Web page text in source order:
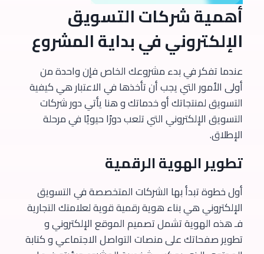
أهمية شركات التسويق
الإلكتروني في بداية المشروع
عندما تفكر في بدء مشروعك الخاص فإن واحدة من
أولى الأمور التي يجب أن تأخذها في الاعتبار هي كيفية
التسويق لمنتجاتك أو خدماتك و هنا يأتي دور شركات
التسويق الإلكتروني التي تلعب دورًا حيويًا في مرحلة
الإطلاق.
تطوير الهوية الرقمية
أول خطوة تبدأ بها الشركات المتخصصة في التسويق
الإلكتروني هي بناء هوية رقمية قوية لعلامتك التجارية
فـ هذه الهوية تشمل تصميم الموقع الإلكتروني و
تطوير صفحاتك على منصات التواصل الاجتماعي و كتابة